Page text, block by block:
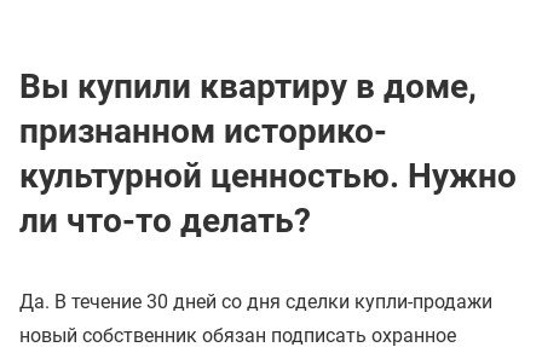
Вы купили квартиру в доме,
признанном историко-
культурной ценностью. Нужно
ли что-то делать?
Да. В течение 30 дней со дня сделки купли-продажи
новый собственник обязан подписать охранное